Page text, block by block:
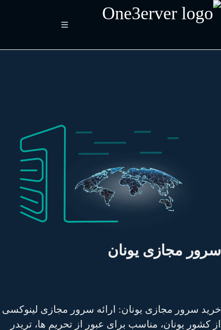
مجازی یونان
سرور مجازی یونان: ارائه سرور مجازی لینوکسی
کشور یونان، مناسب برای عبور از تحریم ها، تریدر